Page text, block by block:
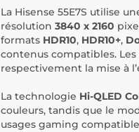
La Hisense 55E7S utilise
résolution 3840 x 2160
formats HDR10, HDR10+,
contenus compatibles.
respectivement la mise à
La technologie Hi-QLED
couleurs, tandis que le
usages gaming